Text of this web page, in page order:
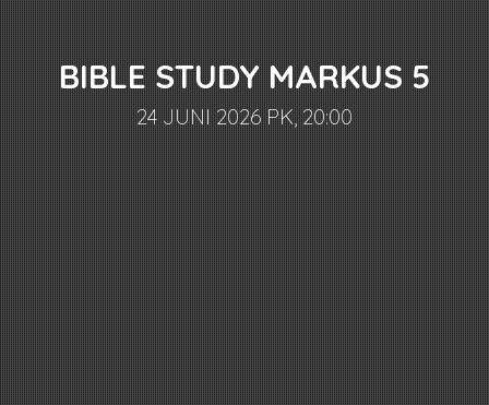
BIBLE STUDY MARKUS 5
24 JUNI 2026 PK, 20:00